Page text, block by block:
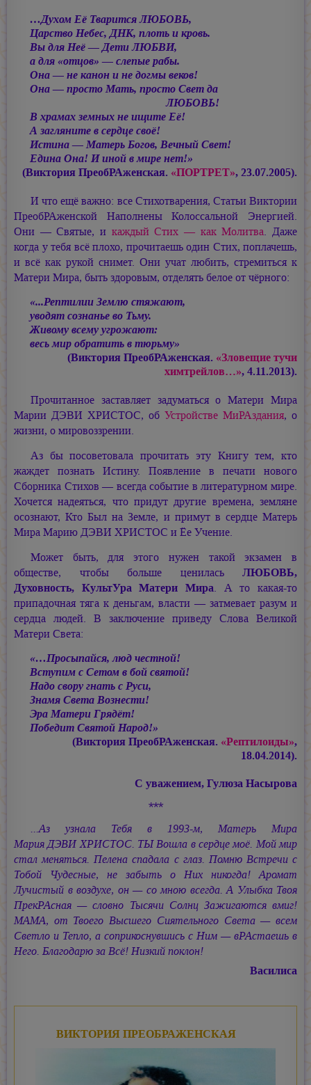
…Духом Её Тварится ЛЮБОВЬ,
Царство Небес, ДНК, плоть и кровь.
Вы для Неё — Дети ЛЮБВИ,
а для «отцов» — слепые рабы.
Она — не канон и не догмы веков!
Она — просто Мать, просто Свет да
ЛЮБОВЬ!
В храмах земных не ищите Её!
А загляните в сердце своё!
Истина — Матерь Богов, Вечный Свет!
Едина Она! И иной в мире нет!»
(Виктория ПреобРАженская. «ПОРТРЕТ», 23.07.2005).
И что ещё важно: все Стихотварения, Статьи Виктории
ПреобРАженской Наполнены Колоссальной Энергией.
Они — Святые, и каждый Стих — как Молитва. Даже
когда у тебя всё плохо, прочитаешь один Стих, поплачешь,
и всё как рукой снимет. Они учат любить, стремиться к
Матери Мира, быть здоровым, отделять белое от чёрного:
«...Рептилии Землю стяжают,
уводят сознанье во Тьму.
Живому всему угрожают:
весь мир обратить в тюрьму»
(Виктория ПреобРАженская. «Зловещие тучи
химтрейлов…», 4.11.2013).
Прочитанное заставляет задуматься о Матери Мира
Марии ДЭВИ ХРИСТОС, об Устройстве МиРАздания, о
жизни, о мировоззрении.
Аз бы посоветовала прочитать эту Книгу тем, кто
жаждет познать Истину. Появление в печати нового
Сборника Стихов — всегда событие в литературном мире.
Хочется надеяться, что придут другие времена, земляне
осознают, Кто Был на Земле, и примут в сердце Матерь
МираМарию ДЭВИ ХРИСТОС и Ёе Учение.
Может быть, для этого нужен такой экзамен в
обществе, чтобы больше ценилась ЛЮБОВЬ,
Духовность, КультУра Матери Мира. А то какая-то
припадочная тяга к деньгам, власти — затмевает разум и
сердца людей. В заключение приведу Слова Великой
Матери Света:
«…Просыпайся, люд честной!
Вступим с Сетом в бой святой!
Надо свору гнать с Руси,
Знамя Света Вознести!
Эра Матери Грядёт!
Победит Святой Народ!»
(Виктория ПреобРАженская. «Рептилоиды»,
18.04.2014).
С уважением, Гулюза Насырова
***
...Аз узнала Тебя в 1993-м, Матерь Мира
Мария ДЭВИ ХРИСТОС. ТЫ Вошла в сердце моё. Мой мир
стал меняться. Пелена спадала с глаз. Помню Встречи с
Тобой Чудесные, не забыть о Них никогда! Аромат
Лучистый в воздухе, он — со мною всегда. А Улыбка Твоя
ПрекРАсная — словно Тысячи Солнц Зажигаются вмиг!
МАМА, от Твоего Высшего Сиятельного Света — всем
Светло и Тепло, а соприкоснувшись с Ним — вРАстаешь в
Него. Благодарю за Всё! Низкий поклон!
Василиса
ВИКТОРИЯ ПРЕОБРАЖЕНСКАЯ